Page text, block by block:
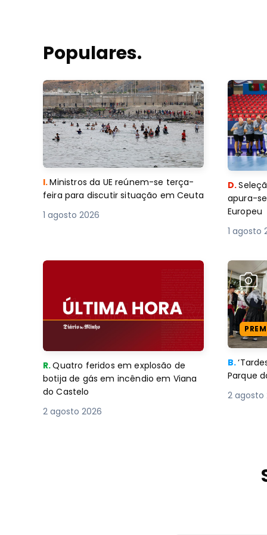
Populares.
I.Ministros da UE reúnem-se terça-
feira para discutir situação em Ceuta
1 agosto 2026
D.
apura-
Europeu
1 agosto
R.Quatro feridos em explosão de
botija de gás em incêndio em Viana
do Castelo
2 agosto 2026
B.
Parque
2 agosto